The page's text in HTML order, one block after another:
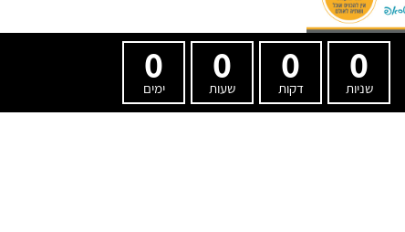
0
שניות
0
דקות
0
שעות
0
ימים